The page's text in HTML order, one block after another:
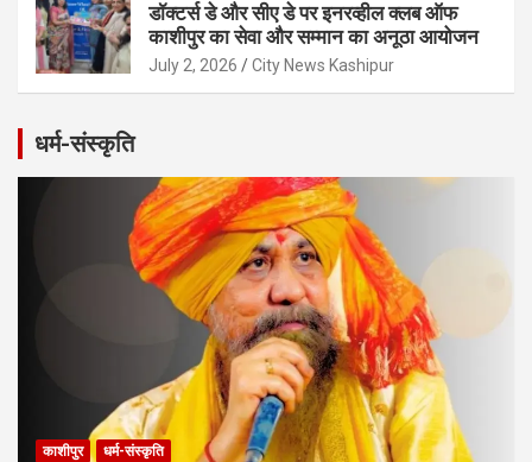
डॉक्टर्स डे और सीए डे पर इनरव्हील क्लब ऑफ
काशीपुर का सेवा और सम्मान का अनूठा आयोजन
July 2, 2026 City News Kashipur
धर्म-संस्कृति
काशीपुर धर्म-संस्कृति